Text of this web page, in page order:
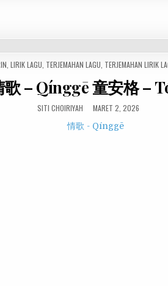
LIRIK LAGU TERJEMAHAN LAGU TERJEMAHAN LIRIK
– Qínggē 童安格 –
SITI CHOIRIYAH MARET 2, 2026